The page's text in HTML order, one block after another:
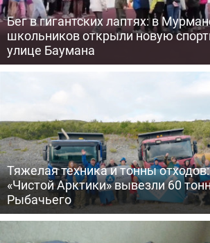
Бег в гигантских лаптях: в
школьников открыли новую
улице Баумана
Тяжелая техника и тонны
«Чистой Арктики» вывезли 60
Рыбачьего